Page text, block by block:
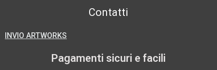
Contatti
INVIO ARTWORKS
Pagamenti sicuri e facili